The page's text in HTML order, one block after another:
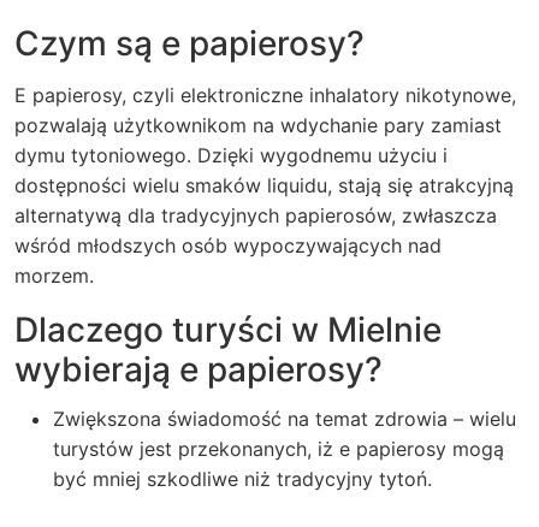
Czym są e papierosy?
E papierosy, czyli elektroniczne inhalatory nikotynowe,
pozwalają użytkownikom na wdychanie pary zamiast
dymu tytoniowego. Dzięki wygodnemu użyciu i
dostępności wielu smaków liquidu, stają się atrakcyjną
alternatywą dla tradycyjnych papierosów, zwłaszcza
wśród młodszych osób wypoczywających nad
morzem.
Dlaczego turyści w Mielnie
wybierają e papierosy?
Zwiększona świadomość na temat zdrowia – wielu
turystów jest przekonanych, iż e papierosy mogą
być mniej szkodliwe niż tradycyjny tytoń.